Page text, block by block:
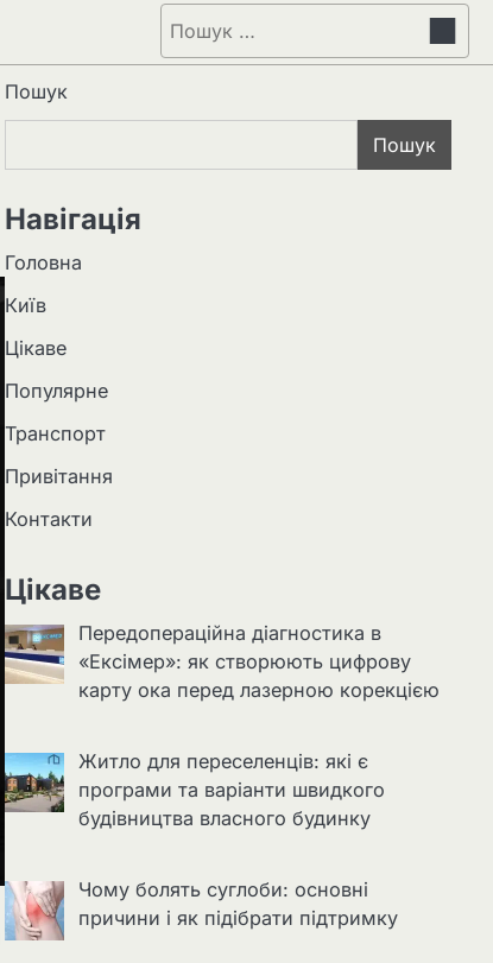
Пошук:
Пошук
Пошук
Навігація
Головна
Київ
Цікаве
Популярне
Транспорт
Привітання
Контакти
Цікаве
Передопераційна діагностика в
«Ексімер»: як створюють цифрову
карту ока перед лазерною корекцією
Житло для переселенців: які є
програми та варіанти швидкого
будівництва власного будинку
Чому болять суглоби: основні
причини і як підібрати підтримку